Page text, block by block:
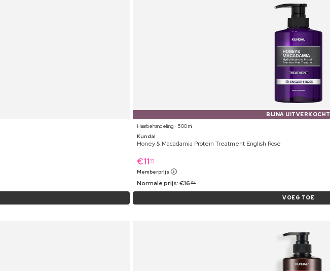
BIJNA UITVERKOCHT
Haarbehandeling ⋅ 500 ml
Kundal
Honey & Macadamia Protein Treatment English Rose
€11 99
Memberprijs
Normale prijs:€16 99
VOEG TOE